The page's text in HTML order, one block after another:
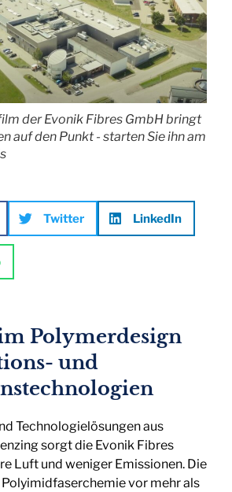
der Evonik Fibres GmbH bringt
auf den Punkt - starten Sie ihn am
Twitter LinkedIn
Polymerdesign
und
Technologielösungen aus
sorgt die Evonik Fibres
Luft und weniger Emissionen. Die
vor mehr als